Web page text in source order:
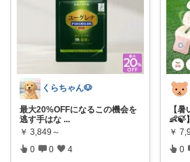
くらちゃん🐶
最大20%OFFになるこの機会を
逃す手はな ...
￥ 3,849～
0 0 4
【
👶🍃
￥
0